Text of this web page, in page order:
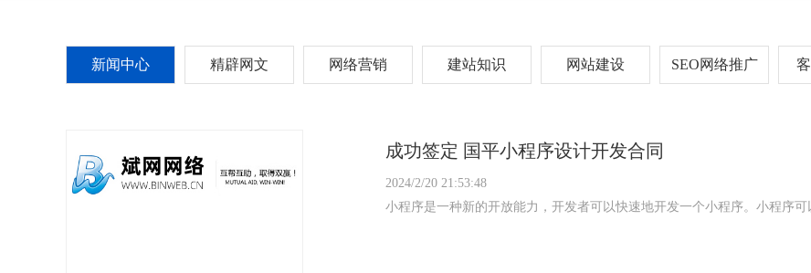
新闻中心 精辟网文 网络营销 建站知识 网站建设 SEO网络推广
成功签定 国平小程序设计开发合同
2024/2/20 21:53:48
小程序是一种新的开放能力，开发者可以快速地开发一个小程序。小程序